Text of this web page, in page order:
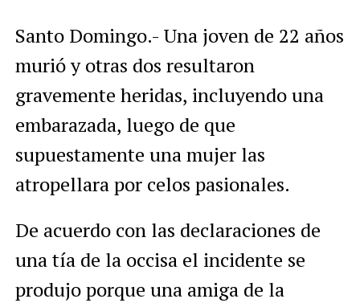
Santo Domingo.- Una joven de 22 años
murió y otras dos resultaron
gravemente heridas, incluyendo una
embarazada, luego de que
supuestamente una mujer las
atropellara por celos pasionales.
De acuerdo con las declaraciones de
una tía de la occisa el incidente se
produjo porque una amiga de la